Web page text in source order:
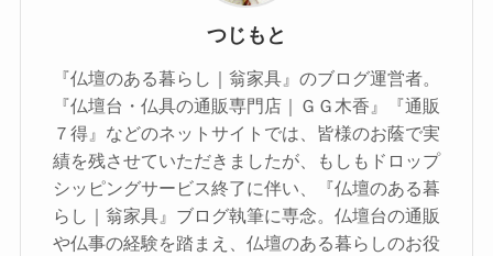
つじもと
『仏壇のある暮らし｜翁家具』のブログ運営者。
『仏壇台・仏具の通販専門店｜ＧＧ木香』『通販
７得』などのネットサイトでは、皆様のお蔭で実
績を残させていただきましたが、もしもドロップ
シッピングサービス終了に伴い、『仏壇のある暮
らし｜翁家具』ブログ執筆に専念。仏壇台の通販
や仏事の経験を踏まえ、仏壇のある暮らしのお役